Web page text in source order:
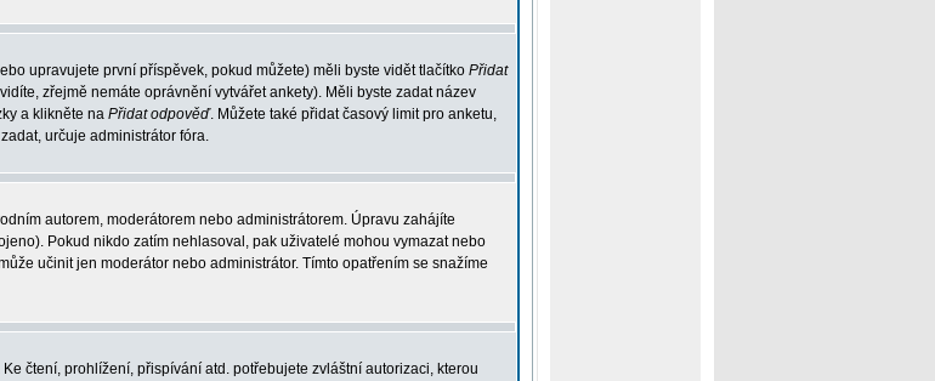
upravujete první příspěvek, pokud můžete) měli byste vidět tlačítko Přidat
zřejmě nemáte oprávnění vytvářet ankety). Měli byste zadat název
a klikněte na Přidat odpověď. Můžete také přidat časový limit pro anketu,
určuje administrátor fóra.
autorem, moderátorem nebo administrátorem. Úpravu zahájíte
Pokud nikdo zatím nehlasoval, pak uživatelé mohou vymazat nebo
učinit jen moderátor nebo administrátor. Tímto opatřením se snažíme
čtení, prohlížení, přispívání atd. potřebujete zvláštní autorizaci, kterou